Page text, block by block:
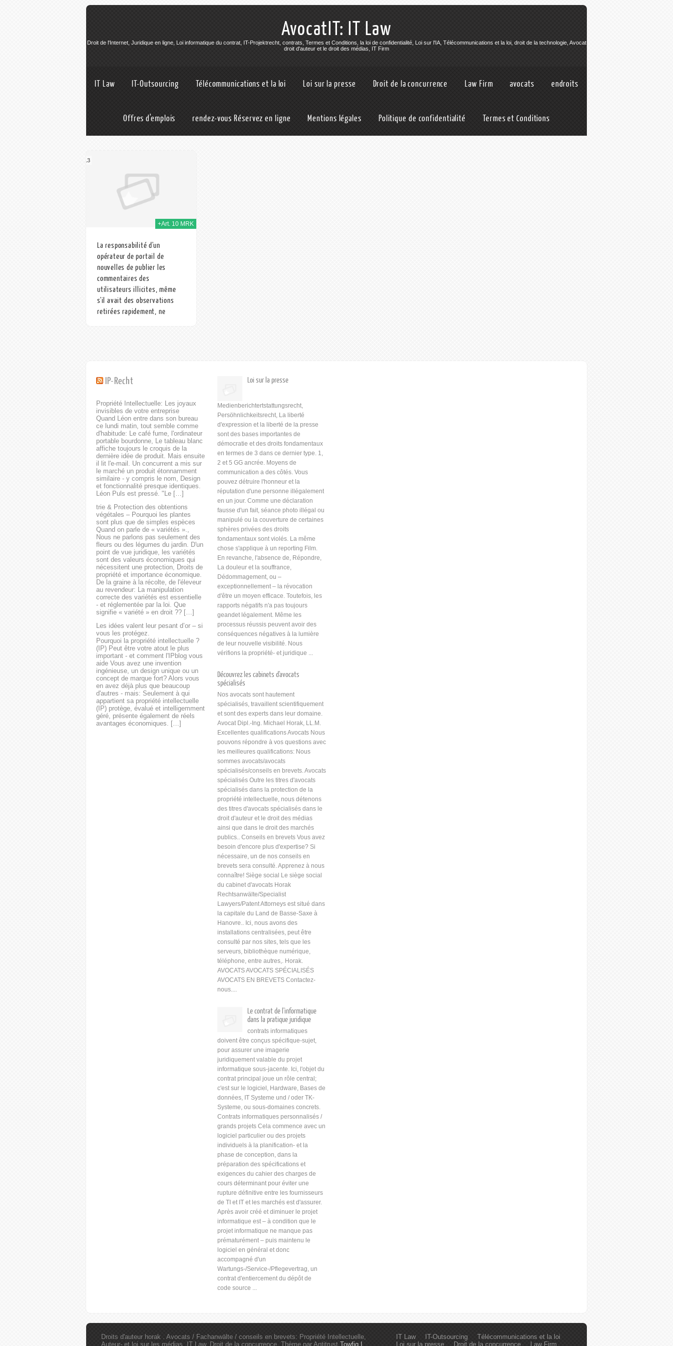
AvocatIT: IT Law
Droit de l'Internet, Juridique en ligne, Loi informatique du contrat, IT-Projektrecht, contrats, Termes et Conditions, la loi de confidentialité, Loi sur l'IA, Télécommunications et la loi, droit de la technologie, Avocat
droit d'auteur et le droit des médias, IT Firm
IT Law IT-Outsourcing Télécommunications et la loi Loi sur la presse Droit de la concurrence Law Firm avocats endroits
Offres d'emplois rendez-vous Réservez en ligne Mentions légales Politique de confidentialité Termes et Conditions
+Art. 10 MRK
14e octobre 2013
La responsabilité d'un
opérateur de portail de
nouvelles de publier les
commentaires des
utilisateurs illicites, même
s'il avait des observations
retirées rapidement, ne
La responsabilité d'un
nouvelles de publier les
commentaires des utilisateurs
illicites, même s'il avait des
observations retirées
rapidement, après qu'il a été
informé de l'illégalité, ne
constitue pas une violation de
l'art 10 MRK dar.
IP-Recht
Propriété Intellectuelle: Les joyaux
invisibles de votre entreprise
Quand Léon entre dans son bureau
ce lundi matin, tout semble comme
d'habitude: Le café fume, l'ordinateur
portable bourdonne, Le tableau blanc
affiche toujours le croquis de la
dernière idée de produit. Mais ensuite
il lit l'e-mail. Un concurrent a mis sur
le marché un produit étonnamment
similaire - y compris le nom, Design
et fonctionnalité presque identiques.
Léon Puls est pressé. "Le […]
trie & Protection des obtentions
végétales – Pourquoi les plantes
sont plus que de simples espèces
Quand on parle de « variétés ».,
Nous ne parlons pas seulement des
fleurs ou des légumes du jardin. D'un
point de vue juridique, les variétés
sont des valeurs économiques qui
nécessitent une protection, Droits de
propriété et importance économique.
De la graine à la récolte, de l'éleveur
au revendeur: La manipulation
correcte des variétés est essentielle
- et réglementée par la loi. Que
signifie « variété » en droit ?? […]
Les idées valent leur pesant d’or – si
vous les protégez.
Pourquoi la propriété intellectuelle ?
(IP) Peut être votre atout le plus
important - et comment l'IPblog vous
aide Vous avez une invention
ingénieuse, un design unique ou un
concept de marque fort? Alors vous
en avez déjà plus que beaucoup
d'autres - mais: Seulement à qui
appartient sa propriété intellectuelle
(IP) protège, évalué et intelligemment
géré, présente également de réels
avantages économiques. […]
Loi sur la presse
Medienberichtertstattungsrecht,
Persöhnlichkeitsrecht, La liberté
d'expression et la liberté de la presse
sont des bases importantes de
démocratie et des droits fondamentaux
en termes de 3 dans ce dernier type. 1,
2 et 5 GG ancrée. Moyens de
communication a des côtés. Vous
pouvez détruire l'honneur et la
réputation d'une personne illégalement
en un jour. Comme une déclaration
fausse d'un fait, séance photo illégal ou
manipulé ou la couverture de certaines
sphères privées des droits
fondamentaux sont violés. La même
chose s'applique à un reporting Film.
En revanche, l'absence de, Répondre,
La douleur et la souffrance,
Dédommagement, ou –
exceptionnellement – la révocation
d'être un moyen efficace. Toutefois, les
rapports négatifs n'a pas toujours
geandet légalement. Même les
processus réussis peuvent avoir des
conséquences négatives à la lumière
de leur nouvelle visibilité. Nous
vérifions la propriété- et juridique ...
Découvrez les cabinets d'avocats
spécialisés
Nos avocats sont hautement
spécialisés, travaillent scientifiquement
et sont des experts dans leur domaine.
Avocat Dipl.-Ing. Michael Horak, LL.M.
Excellentes qualifications Avocats Nous
pouvons répondre à vos questions avec
les meilleures qualifications: Nous
sommes avocats/avocats
spécialisés/conseils en brevets. Avocats
spécialisés Outre les titres d'avocats
spécialisés dans la protection de la
propriété intellectuelle, nous détenons
des titres d'avocats spécialisés dans le
droit d'auteur et le droit des médias
ainsi que dans le droit des marchés
publics.. Conseils en brevets Vous avez
besoin d'encore plus d'expertise? Si
nécessaire, un de nos conseils en
brevets sera consulté. Apprenez à nous
connaître! Siège social Le siège social
du cabinet d'avocats Horak
Rechtsanwälte/Specialist
Lawyers/Patent Attorneys est situé dans
la capitale du Land de Basse-Saxe à
Hanovre.. Ici, nous avons des
installations centralisées, peut être
consulté par nos sites, tels que les
serveurs, bibliothèque numérique,
téléphone, entre autres,. Horak.
AVOCATS AVOCATS SPÉCIALISÉS
AVOCATS EN BREVETS Contactez-
nous....
Le contrat de l'informatique
dans la pratique juridique
contrats informatiques
doivent être conçus spécifique-sujet,
pour assurer une imagerie
juridiquement valable du projet
informatique sous-jacente. Ici, l'objet du
contrat principal joue un rôle central;
c'est sur le logiciel, Hardware, Bases de
données, IT Systeme und / oder TK-
Systeme, ou sous-domaines concrets.
Contrats informatiques personnalisés /
grands projets Cela commence avec un
logiciel particulier ou des projets
individuels à la planification- et la
phase de conception, dans la
préparation des spécifications et
exigences du cahier des charges de
cours déterminant pour éviter une
rupture définitive entre les fournisseurs
de TI et IT et les marchés est d'assurer.
Après avoir créé et diminuer le projet
informatique est – à condition que le
projet informatique ne manque pas
prématurément – puis maintenu le
logiciel en général et donc
accompagné d'un
Wartungs-/Service-/Pflegevertrag, un
contrat d'entiercement du dépôt de
code source ...
Droits d'auteur horak . Avocats / Fachanwälte / conseils en brevets: Propriété Intellectuelle,
Auteur- et loi sur les médias, IT Law, Droit de la concurrence, Thème par Antitrust Towfiq I.
IT Law IT-Outsourcing
Télécommunications et la loi
Loi sur la presse
Droit de la concurrence Law Firm